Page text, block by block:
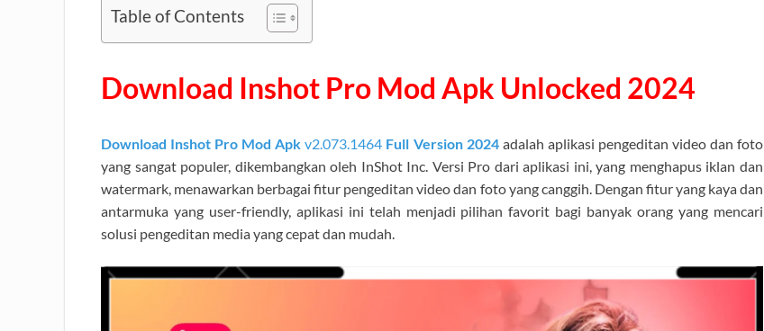
Table of Contents
Download Inshot Pro Mod Apk Unlocked 2024
Download Inshot Pro Mod Apk v2.073.1464 Full Version 2024adalah aplikasi pengeditan video dan foto
yang sangat populer, dikembangkan oleh InShot Inc. Versi Pro dari aplikasi ini, yang menghapus iklan dan
watermark, menawarkan berbagai fitur pengeditan video dan foto yang canggih. Dengan fitur yang kaya dan
antarmuka yang user-friendly, aplikasi ini telah menjadi pilihan favorit bagi banyak orang yang mencari
solusi pengeditan media yang cepat dan mudah.